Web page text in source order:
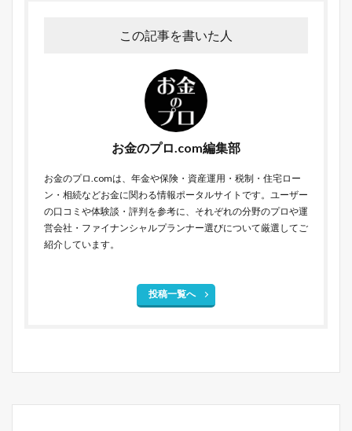
この記事を書いた人
お金のプロ.com編集部
お金のプロ.comは、年金や保険・資産運用・税制・住宅ロー
ン・相続などお金に関わる情報ポータルサイトです。ユーザー
の口コミや体験談・評判を参考に、それぞれの分野のプロや運
営会社・ファイナンシャルプランナー選びについて厳選してご
紹介しています。
投稿一覧へ